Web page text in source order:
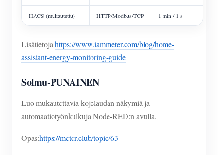
HACS (mukautettu) HTTP/Modbus/TCP 1 min / 1 s
Lisätietoja:https://www.iammeter.com/blog/home-
assistant-energy-monitoring-guide
Solmu-PUNAINEN
Luo mukautettavia kojelaudan näkymiä ja
automaatiotyönkulkuja Node-RED:n avulla.
Opas:https://meter.club/topic/63